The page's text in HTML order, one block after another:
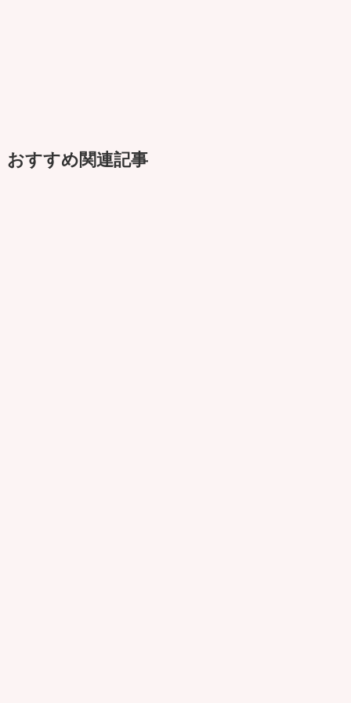
おすすめ関連記事